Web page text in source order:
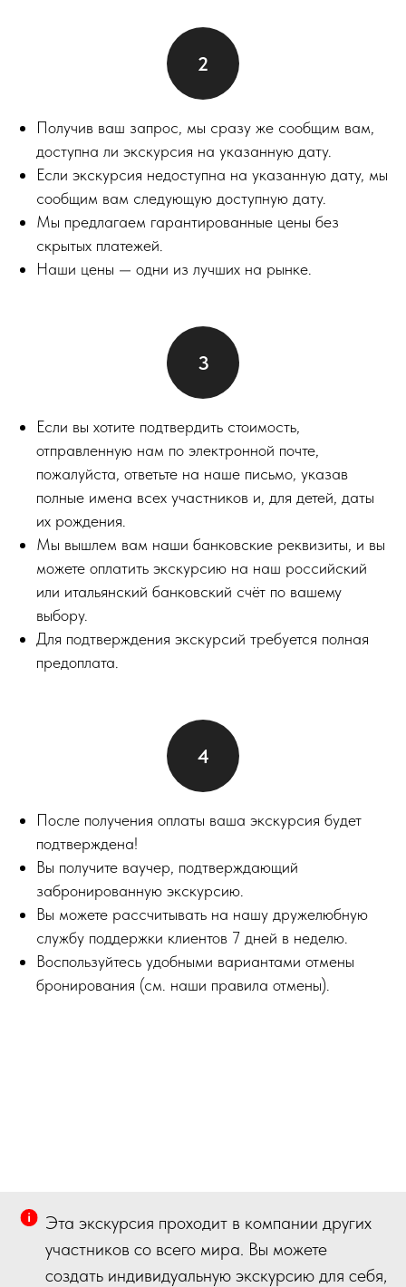
Получив ваш запрос, мы сразу же сообщим вам,
доступна ли экскурсия на указанную дату.
Если экскурсия недоступна на указанную дату, мы
сообщим вам следующую доступную дату.
Мы предлагаем гарантированные цены без
скрытых платежей.
Наши цены — одни из лучших на рынке.
Если вы хотите подтвердить стоимость,
отправленную нам по электронной почте,
пожалуйста, ответьте на наше письмо, указав
полные имена всех участников и, для детей, даты
их рождения.
Мы вышлем вам наши банковские реквизиты, и вы
можете оплатить экскурсию на наш российский
или итальянский банковский счёт по вашему
выбору.
Для подтверждения экскурсий требуется полная
предоплата.
После получения оплаты ваша экскурсия будет
подтверждена!
Вы получите ваучер, подтверждающий
забронированную экскурсию.
Вы можете рассчитывать на нашу дружелюбную
службу поддержки клиентов 7 дней в неделю.
Воспользуйтесь удобными вариантами отмены
бронирования (см. наши правила отмены).
Эта экскурсия проходит в компании других
участников со всего мира. Вы можете
создать индивидуальную экскурсию для себя,